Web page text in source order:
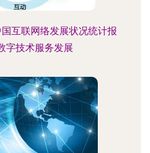
互联网络发展状况统计报
字技术服务发展